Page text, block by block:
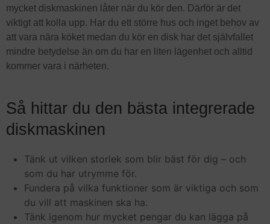
mycket diskmaskinen låter när du kör den. Därför är det
viktigt att kolla upp. Har du ett större hus och inget behov av
att vara nära köket medan du kör en disk har det självfallet
mindre betydelse än om du har en liten lägenhet och alltid
kommer vara i närheten.
Så hittar du den bästa integrerade
diskmaskinen
Tänk ut vilken storlek som blir bäst för dig – och
som du har utrymme för.
Fundera på vilka funktioner som är viktiga och som
du vill att maskinen ska ha.
Tänk igenom hur mycket pengar du kan lägga på